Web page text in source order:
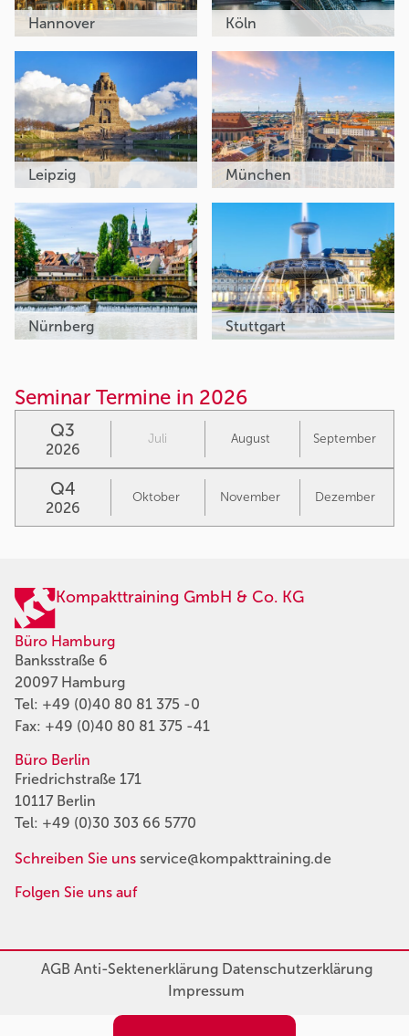
Hannover Köln
Leipzig München
Nürnberg Stuttgart
Seminar Termine in 2026
Q3
2026
Juli August September
Q4
2026
Oktober November Dezember
Kompakttraining GmbH & Co. KG
Büro Hamburg
Banksstraße 6
20097 Hamburg
Tel: +49 (0)40 80 81 375 -0
Fax: +49 (0)40 80 81 375 -41
Büro Berlin
Friedrichstraße 171
10117 Berlin
Tel: +49 (0)30 303 66 5770
Schreiben Sie uns service@kompakttraining.de
Folgen Sie uns auf
AGBAnti-SektenerklärungDatenschutzerklärung
Impressum